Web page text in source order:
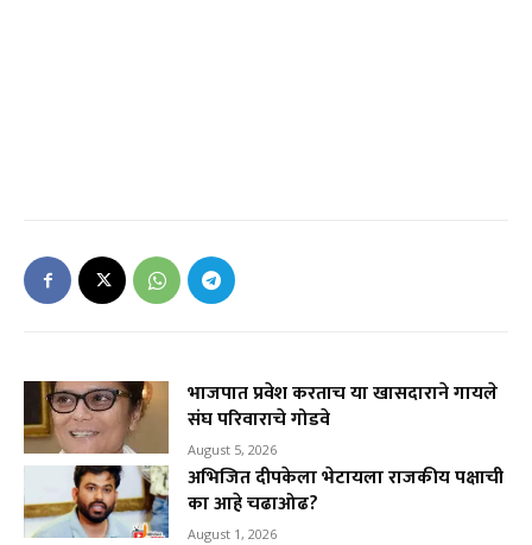
भाजपात प्रवेश करताच या खासदाराने गायले
संघ परिवाराचे गोडवे
August 5, 2026
अभिजित दीपकेला भेटायला राजकीय पक्षाची
का आहे चढाओढ?
August 1, 2026